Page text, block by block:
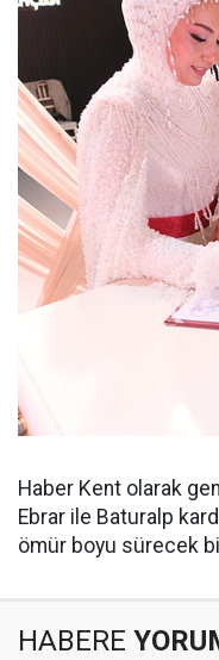
Haber Kent olarak
Ebrar ile Baturalp
ömür boyu sürecek
HABERE